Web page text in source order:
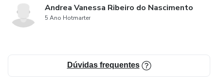
Andrea Vanessa Ribeiro do Nascimento
5 Ano Hotmarter
Dúvidas frequentes